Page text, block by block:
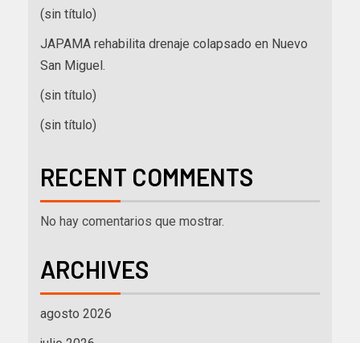
(sin título)
JAPAMA rehabilita drenaje colapsado en Nuevo
San Miguel.
(sin título)
(sin título)
RECENT COMMENTS
No hay comentarios que mostrar.
ARCHIVES
agosto 2026